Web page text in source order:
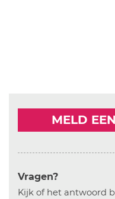
MELD
Vragen?
Kijk of het antwoord